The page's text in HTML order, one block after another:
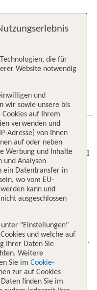
in
der Marken TUI
Für X-TUI und ltur kann
vor Abflug auf der
und den
gelangen Sie direkt auf
kostenlos einchecken.
„Bitte
Handgepäcks“
diese ignorieren. Bitte
Handgepäck“. Diese
die für
Website notwendig
und
wir sowie unsere bis
auf Ihrem
verwenden und
Adresse] von Ihnen
auf oder neben
Werbung und Inhalte
und Analysen
ein Datentransfer in
wo vom EU-
kann und
ausgeschlossen
"Einstellungen"
und welche auf
Ihrer Daten Sie
Weitere
Sie im Cookie-
zur auf Cookies
finden Sie im